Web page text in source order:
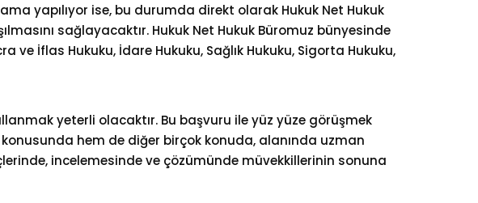
yapılıyor ise, bu durumda direkt olarak Hukuk Net Hukuk
sağlayacaktır. Hukuk Net Hukuk Büromuz bünyesinde
ve İflas Hukuku, İdare Hukuku, Sağlık Hukuku, Sigorta Hukuku,
yeterli olacaktır. Bu başvuru ile yüz yüze görüşmek
hem de diğer birçok konuda, alanında uzman
incelemesinde ve çözümünde müvekkillerinin sonuna